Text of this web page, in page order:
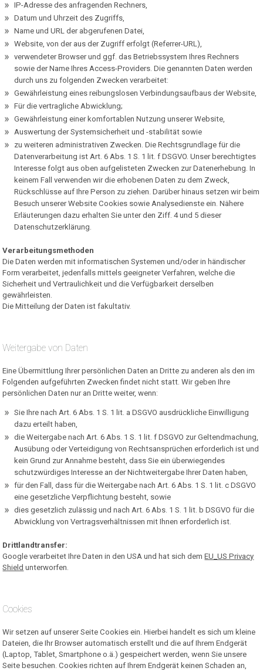
IP-Adresse des anfragenden Rechners,
Datum und Uhrzeit des Zugriffs,
Name und URL der abgerufenen Datei,
Website, von der aus der Zugriff erfolgt (Referrer-URL),
verwendeter Browser und ggf. das Betriebssystem Ihres Rechners
sowie der Name Ihres Access-Providers. Die genannten Daten werden
durch uns zu folgenden Zwecken verarbeitet:
Gewährleistung eines reibungslosen Verbindungsaufbaus der Website,
Für die vertragliche Abwicklung;
Gewährleistung einer komfortablen Nutzung unserer Website,
Auswertung der Systemsicherheit und -stabilität sowie
zu weiteren administrativen Zwecken. Die Rechtsgrundlage für die
Datenverarbeitung ist Art. 6 Abs. 1 S. 1 lit. f DSGVO. Unser berechtigtes
Interesse folgt aus oben aufgelisteten Zwecken zur Datenerhebung. In
keinem Fall verwenden wir die erhobenen Daten zu dem Zweck,
Rückschlüsse auf Ihre Person zu ziehen. Darüber hinaus setzen wir beim
Besuch unserer Website Cookies sowie Analysedienste ein. Nähere
Erläuterungen dazu erhalten Sie unter den Ziff. 4 und 5 dieser
Datenschutzerklärung.
Verarbeitungsmethoden
Die Daten werden mit informatischen Systemen und/oder in händischer
Form verarbeitet, jedenfalls mittels geeigneter Verfahren, welche die
Sicherheit und Vertraulichkeit und die Verfügbarkeit derselben
gewährleisten.
Die Mitteilung der Daten ist fakultativ.
Weitergabe von Daten
Eine Übermittlung Ihrer persönlichen Daten an Dritte zu anderen als den im
Folgenden aufgeführten Zwecken findet nicht statt. Wir geben Ihre
persönlichen Daten nur an Dritte weiter, wenn:
Sie Ihre nach Art. 6 Abs. 1 S. 1 lit. a DSGVO ausdrückliche Einwilligung
dazu erteilt haben,
die Weitergabe nach Art. 6 Abs. 1 S. 1 lit. f DSGVO zur Geltendmachung,
Ausübung oder Verteidigung von Rechtsansprüchen erforderlich ist und
kein Grund zur Annahme besteht, dass Sie ein überwiegendes
schutzwürdiges Interesse an der Nichtweitergabe Ihrer Daten haben,
für den Fall, dass für die Weitergabe nach Art. 6 Abs. 1 S. 1 lit. c DSGVO
eine gesetzliche Verpflichtung besteht, sowie
dies gesetzlich zulässig und nach Art. 6 Abs. 1 S. 1 lit. b DSGVO für die
Abwicklung von Vertragsverhältnissen mit Ihnen erforderlich ist.
Drittlandtransfer:
Google verarbeitet Ihre Daten in den USA und hat sich demEU_US Privacy
Shield unterworfen.
Cookies
Wir setzen auf unserer Seite Cookies ein. Hierbei handelt es sich um kleine
Dateien, die Ihr Browser automatisch erstellt und die auf Ihrem Endgerät
(Laptop, Tablet, Smartphone o.ä.) gespeichert werden, wenn Sie unsere
Seite besuchen. Cookies richten auf Ihrem Endgerät keinen Schaden an,